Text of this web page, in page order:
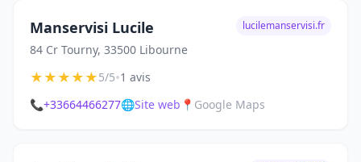
Manservisi Lucile
84 Cr Tourny, 33500 Libourne
lucilemanservisi.fr
★★★★★5/5•1 avis
📞+33664466277🌐Site web 📍 Google Maps